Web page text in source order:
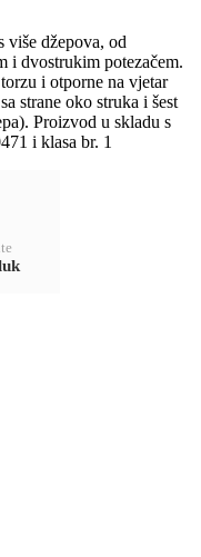
više džepova, od
i dvostrukim potezačem.
i otporne na vjetar
strane oko struka i šest
Proizvod u skladu s
i klasa br. 1